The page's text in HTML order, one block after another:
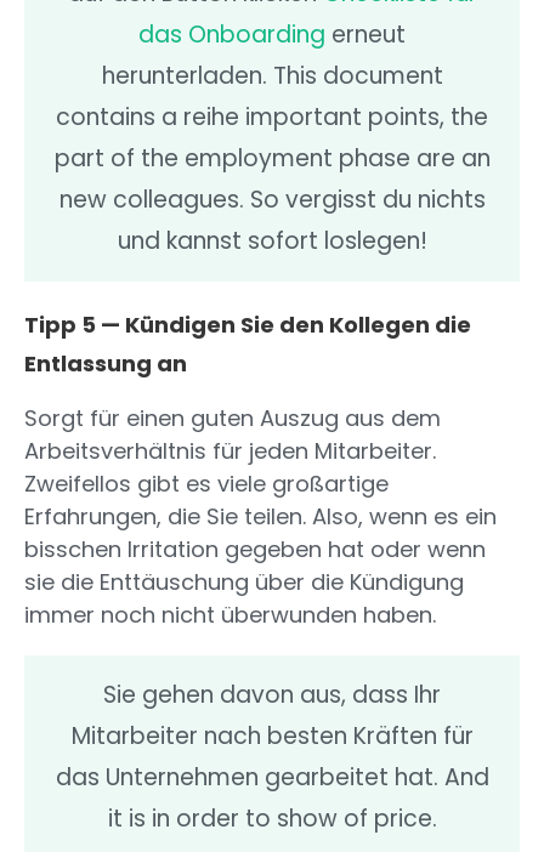
das Onboarding erneut
herunterladen. This document
contains a reihe important points, the
part of the employment phase are an
new colleagues. So vergisst du nichts
und kannst sofort loslegen!
Tipp 5 — Kündigen Sie den Kollegen die
Entlassung an
Sorgt für einen guten Auszug aus dem
Arbeitsverhältnis für jeden Mitarbeiter.
Zweifellos gibt es viele großartige
Erfahrungen, die Sie teilen. Also, wenn es ein
bisschen Irritation gegeben hat oder wenn
sie die Enttäuschung über die Kündigung
immer noch nicht überwunden haben.
Sie gehen davon aus, dass Ihr
Mitarbeiter nach besten Kräften für
das Unternehmen gearbeitet hat. And
it is in order to show of price.